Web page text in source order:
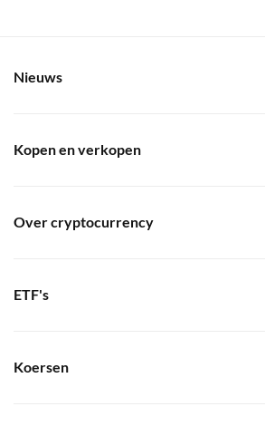
Nieuws
Kopen en verkopen
Over cryptocurrency
ETF's
Koersen